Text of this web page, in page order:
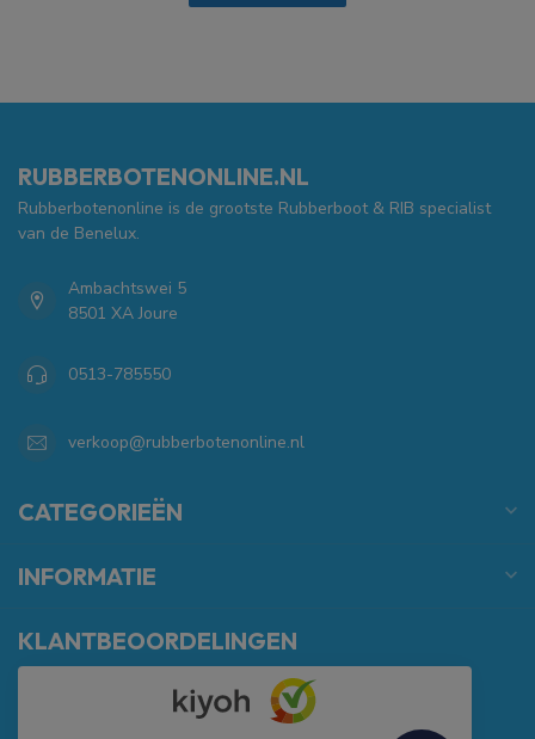
RUBBERBOTENONLINE.NL
Rubberbotenonline is de grootste Rubberboot & RIB specialist
van de Benelux.
Ambachtswei 5
8501 XA Joure
0513-785550
verkoop@rubberbotenonline.nl
CATEGORIEËN
INFORMATIE
KLANTBEOORDELINGEN